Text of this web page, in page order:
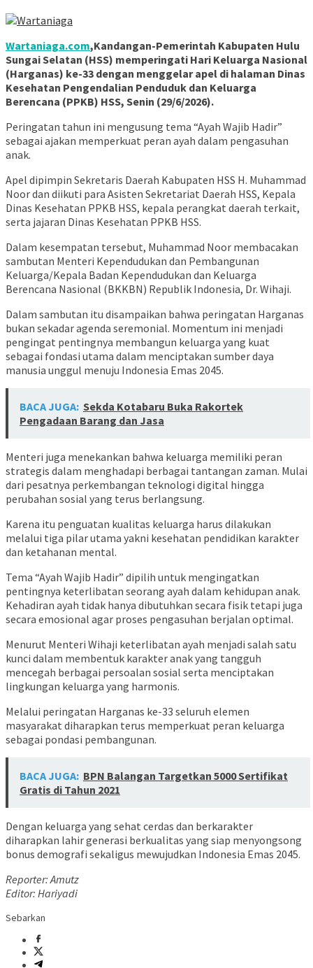
Wartaniaga.com,Kandangan-Pemerintah Kabupaten Hulu
Sungai Selatan (HSS) memperingati Hari Keluarga Nasional
(Harganas) ke-33 dengan menggelar apel di halaman Dinas
Kesehatan Pengendalian Penduduk dan Keluarga
Berencana (PPKB) HSS, Senin (29/6/2026).
Peringatan tahun ini mengusung tema “Ayah Wajib Hadir”
sebagai ajakan memperkuat peran ayah dalam pengasuhan
anak.
Apel dipimpin Sekretaris Daerah Kabupaten HSS H. Muhammad
Noor dan diikuti para Asisten Sekretariat Daerah HSS, Kepala
Dinas Kesehatan PPKB HSS, kepala perangkat daerah terkait,
serta jajaran Dinas Kesehatan PPKB HSS.
Dalam kesempatan tersebut, Muhammad Noor membacakan
sambutan Menteri Kependudukan dan Pembangunan
Keluarga/Kepala Badan Kependudukan dan Keluarga
Berencana Nasional (BKKBN) Republik Indonesia, Dr. Wihaji.
Dalam sambutan itu disampaikan bahwa peringatan Harganas
bukan sekadar agenda seremonial. Momentum ini menjadi
pengingat pentingnya membangun keluarga yang kuat
sebagai fondasi utama dalam menciptakan sumber daya
manusia unggul menuju Indonesia Emas 2045.
BACA JUGA: Sekda Kotabaru Buka Rakortek
Pengadaan Barang dan Jasa
Menteri juga menekankan bahwa keluarga memiliki peran
strategis dalam menghadapi berbagai tantangan zaman. Mulai
dari pesatnya perkembangan teknologi digital hingga
perubahan sosial yang terus berlangsung.
Karena itu penguatan kualitas keluarga harus dilakukan
melalui tiga pilar utama yakni kesehatan pendidikan karakter
dan ketahanan mental.
Tema “Ayah Wajib Hadir” dipilih untuk mengingatkan
pentingnya keterlibatan seorang ayah dalam kehidupan anak.
Kehadiran ayah tidak hanya dibutuhkan secara fisik tetapi juga
secara emosional agar proses pengasuhan berjalan optimal.
Menurut Menteri Wihaji keterlibatan ayah menjadi salah satu
kunci dalam membentuk karakter anak yang tangguh
mencegah berbagai persoalan sosial serta menciptakan
lingkungan keluarga yang harmonis.
Melalui peringatan Harganas ke-33 seluruh elemen
masyarakat diharapkan terus memperkuat peran keluarga
sebagai pondasi pembangunan.
BACA JUGA: BPN Balangan Targetkan 5000 Sertifikat
Gratis di Tahun 2021
Dengan keluarga yang sehat cerdas dan berkarakter
diharapkan lahir generasi berkualitas yang siap menyongsong
bonus demografi sekaligus mewujudkan Indonesia Emas 2045.
Reporter: Amutz
Editor: Hariyadi
Sebarkan